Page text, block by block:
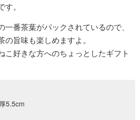
。
番茶葉がパックされているので、
旨味も楽しめますよ。
こ好きな方へのちょっとしたギフト
5.5cm